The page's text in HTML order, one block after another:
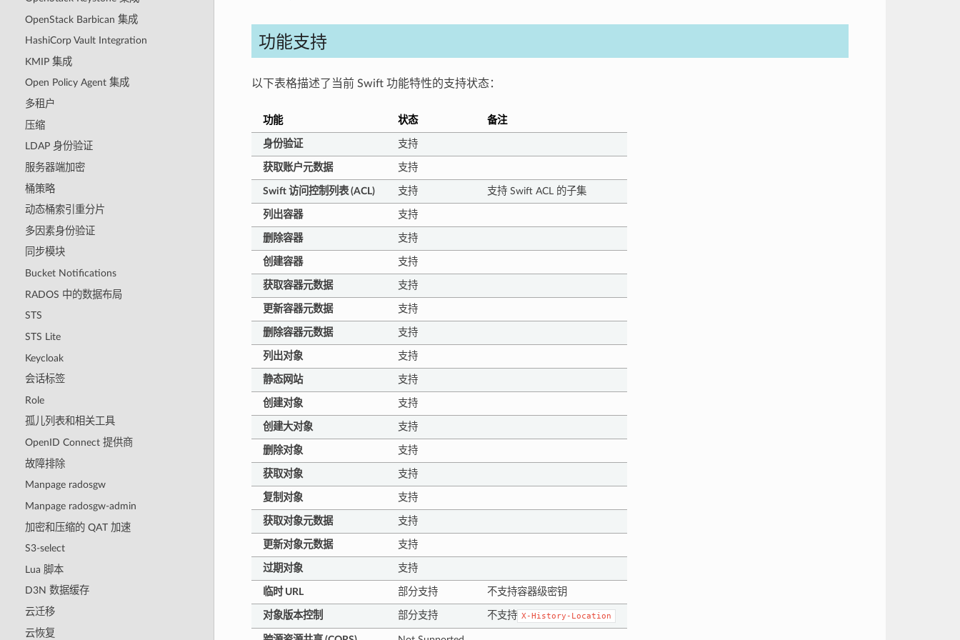
OpenStack Barbican 集成
HashiCorp Vault Integration
KMIP 集成
Open Policy Agent 集成
多租户
压缩
LDAP 身份验证
服务器端加密
桶策略
动态桶索引重分片
多因素身份验证
同步模块
Bucket Notifications
RADOS 中的数据布局
STS
STS Lite
Keycloak
会话标签
Role
孤儿列表和相关工具
OpenID Connect 提供商
故障排除
Manpage radosgw
Manpage radosgw-admin
加密和压缩的 QAT 加速
S3-select
Lua 脚本
D3N 数据缓存
云迁移
云恢复
功能支持
以下表格描述了当前 Swift 功能特性的支持状态：
功能 状态 备注
身份验证 支持
获取账户元数据 支持
Swift 访问控制列表 (ACL) 支持 支持 Swift ACL 的子集
列出容器 支持
删除容器 支持
创建容器 支持
获取容器元数据 支持
更新容器元数据 支持
删除容器元数据 支持
列出对象 支持
静态网站 支持
创建对象 支持
创建大对象 支持
删除对象 支持
获取对象 支持
复制对象 支持
获取对象元数据 支持
更新对象元数据 支持
过期对象 支持
临时 URL 部分支持 不支持容器级密钥
对象版本控制 部分支持 不支持 X-History-Location